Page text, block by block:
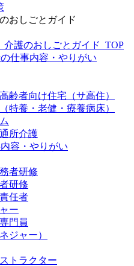
おしごとガイド
護のおしごとガイド_TOP
仕事内容・やりがい
齢者向け住宅（サ高住）
特養・老健・療養病床）
所介護
容・やりがい
者研修
研修
任者
ー
門員
ジャー）
トラクター